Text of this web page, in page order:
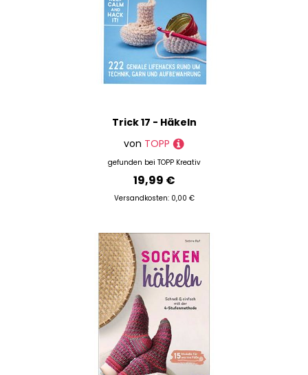
Trick 17 - Häkeln
von TOPP
gefunden bei TOPP Kreativ
19,99 €
Versandkosten: 0,00 €